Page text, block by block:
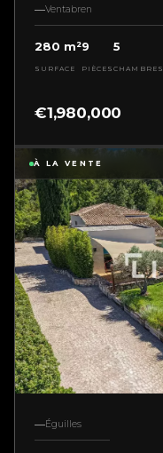
Ventabren
280 m²
SURFACE
9
PIÈCES
5
CHAMBRES
€1,980,000
À LA VENTE
Éguilles